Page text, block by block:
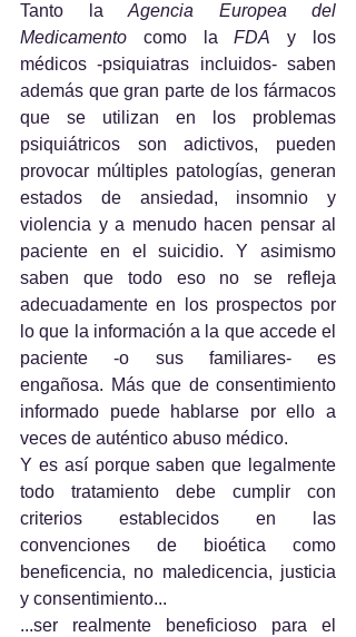
Tanto la Agencia Europea del
Medicamento como la FDA y los
médicos -psiquiatras incluidos- saben
además que gran parte de los fármacos
que se utilizan en los problemas
psiquiátricos son adictivos, pueden
provocar múltiples patologías, generan
estados de ansiedad, insomnio y
violencia y a menudo hacen pensar al
paciente en el suicidio. Y asimismo
saben que todo eso no se refleja
adecuadamente en los prospectos por
lo que la información a la que accede el
paciente -o sus familiares- es
engañosa. Más que de consentimiento
informado puede hablarse por ello a
veces de auténtico abuso médico.
Y es así porque saben que legalmente
todo tratamiento debe cumplir con
criterios establecidos en las
convenciones de bioética como
beneficencia, no maledicencia, justicia
y consentimiento...
...ser realmente beneficioso para el